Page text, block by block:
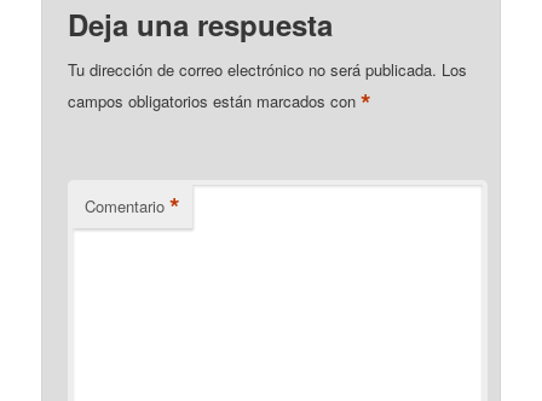
Deja una respuesta
Tu dirección de correo electrónico no será publicada. Los
campos obligatorios están marcados con*
Comentario *